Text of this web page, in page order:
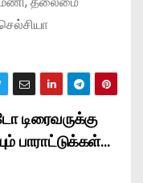
டிரைவருக்கு
பாராட்டுக்கள்…